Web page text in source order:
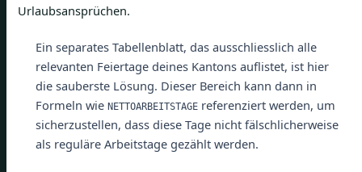
Urlaubsansprüchen.
Ein separates Tabellenblatt, das ausschliesslich alle
relevanten Feiertage deines Kantons auflistet, ist hier
die sauberste Lösung. Dieser Bereich kann dann in
Formeln wie NETTOARBEITSTAGEreferenziert werden, um
sicherzustellen, dass diese Tage nicht fälschlicherweise
als reguläre Arbeitstage gezählt werden.